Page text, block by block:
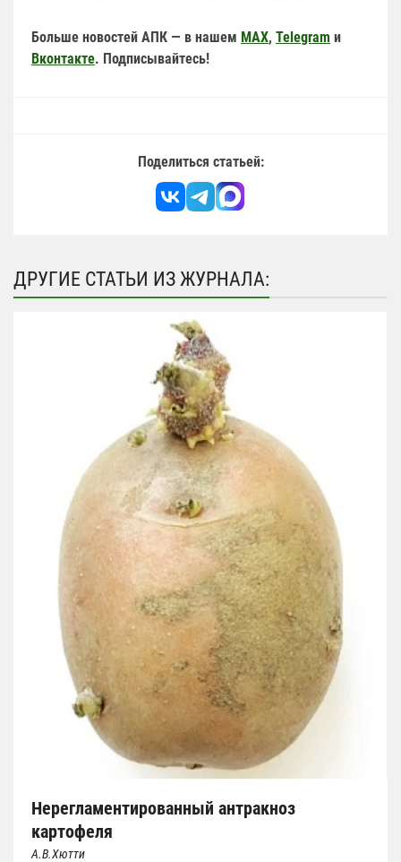
Больше новостей АПК — в нашем MAX, Telegram и
Вконтакте. Подписывайтесь!
Поделиться статьей:
ДРУГИЕ СТАТЬИ ИЗ ЖУРНАЛА:
Нерегламентированный антракноз
картофеля
А.В.Хютти